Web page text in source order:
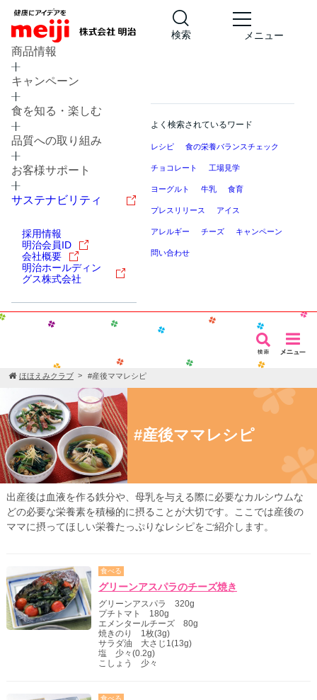
検索 メニュー
商品情報
キャンペーン
食を知る・楽しむ
品質への取り組み
お客様サポート
サステナビリティ
採用情報
明治会員ID
会社概要
明治ホールディン
グス株式会社
よく検索されているワード
レシピ 食の栄養バランスチェック
チョコレート 工場見学
ヨーグルト 牛乳 食育
プレスリリース アイス
アレルギー チーズ キャンペーン
問い合わせ
ほほえみクラブ #産後ママレシピ
#産後ママレシピ
出産後は血液を作る鉄分や、母乳を与える際に必要なカルシウムな
どの必要な栄養素を積極的に摂ることが大切です。ここでは産後の
ママに摂ってほしい栄養たっぷりなレシピをご紹介します。
食べる
グリーンアスパラのチーズ焼き
グリーンアスパラ 320g
プチトマト 180g
エメンタールチーズ 80g
焼きのり 1枚(3g)
サラダ油 大さじ1(13g)
塩 少々(0.2g)
こしょう 少々
食べる